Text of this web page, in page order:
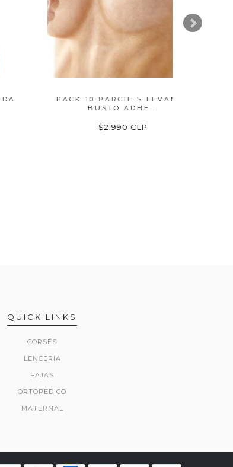
PACK 10 PARCHES LEVANTA
BUSTO ADHE...
$2.990 CLP
QUICK LINKS
CORSÉS
LENCERIA
FAJAS
ORTOPEDICO
MATERNAL